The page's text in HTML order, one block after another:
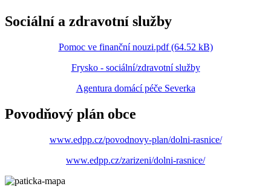
Sociální a zdravotní služby
Pomoc ve finanční nouzi.pdf (64.52 kB)
Frysko - sociální/zdravotní služby
Agentura domácí péče Severka
Povodňový plán obce
www.edpp.cz/povodnovy-plan/dolni-rasnice/
www.edpp.cz/zarizeni/dolni-rasnice/